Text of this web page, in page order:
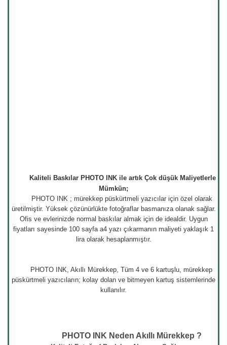
Kaliteli Baskılar PHOTO INK ile artık Çok düşük Maliyetlerle
Mümkün;
PHOTO INK ; mürekkep püskürtmeli yazıcılar için özel olarak
üretilmiştir. Yüksek çözünürlükte fotoğraflar basmanıza olanak sağlar.
Ofis ve evlerinizde normal baskılar almak için de idealdir. Uygun
fiyatları sayesinde 100 sayfa a4 yazı çıkarmanın maliyeti yaklaşık 1
lira olarak hesaplanmıştır.
PHOTO INK, Akıllı Mürekkep, Tüm 4 ve 6 kartuşlu, mürekkep
püskürtmeli yazıcıların; kolay dolan ve bitmeyen kartuş sistemlerinde
kullanılır.
PHOTO INK Neden Akıllı Mürekkep ?